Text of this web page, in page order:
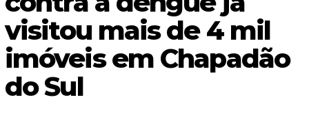
visitou mais de 4 mil
imóveis em Chapadão
do Sul